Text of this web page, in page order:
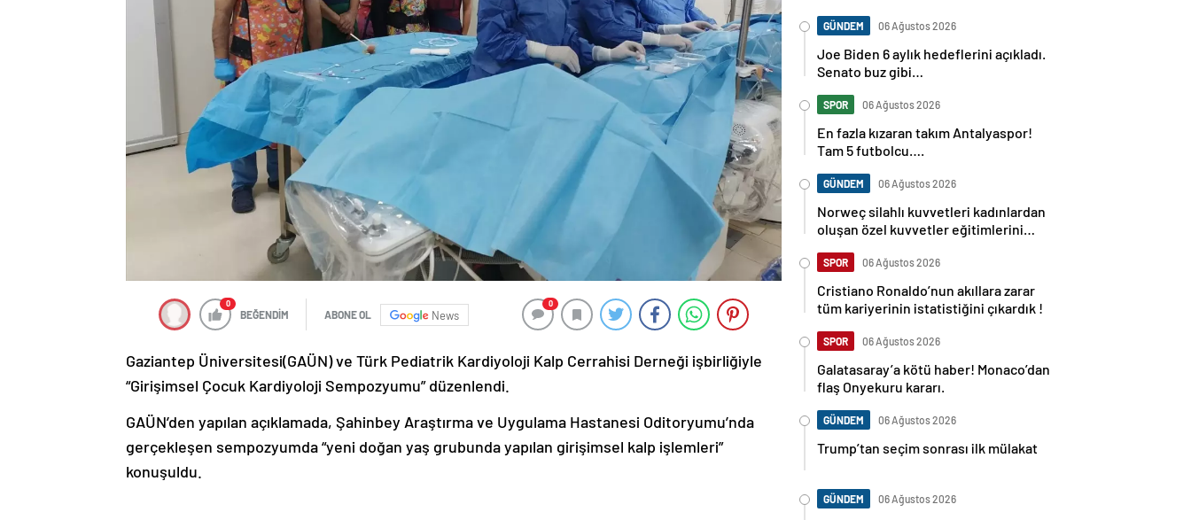
0
BEĞENDİM ABONE OL News
0
Gaziantep Üniversitesi(GAÜN) ve Türk Pediatrik Kardiyoloji Kalp Cerrahisi Derneği işbirliğiyle
“Girişimsel Çocuk Kardiyoloji Sempozyumu” düzenlendi.
GAÜN’den yapılan açıklamada, Şahinbey Araştırma ve Uygulama Hastanesi Oditoryumu’nda
gerçekleşen sempozyumda “yeni doğan yaş grubunda yapılan girişimsel kalp işlemleri”
konuşuldu.
GÜNDEM 06 Ağustos 2026
Joe Biden 6 aylık hedeflerini açıkladı.
Senato buz gibi…
SPOR 06 Ağustos 2026
En fazla kızaran takım Antalyaspor!
Tam 5 futbolcu….
GÜNDEM 06 Ağustos 2026
Norweç silahlı kuvvetleri kadınlardan
oluşan özel kuvvetler eğitimlerini
SPOR 06 Ağustos 2026
Cristiano Ronaldo’nun akıllara zarar
tüm kariyerinin istatistiğini çıkardık !
SPOR 06 Ağustos 2026
Galatasaray’a kötü haber! Monaco’dan
flaş Onyekuru kararı.
GÜNDEM 06 Ağustos 2026
Trump’tan seçim sonrası ilk mülakat
GÜNDEM 06 Ağustos 2026